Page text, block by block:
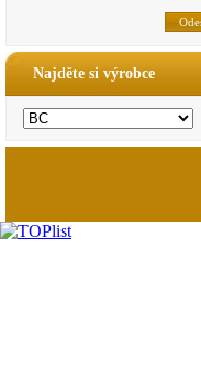
Najděte si výrobce